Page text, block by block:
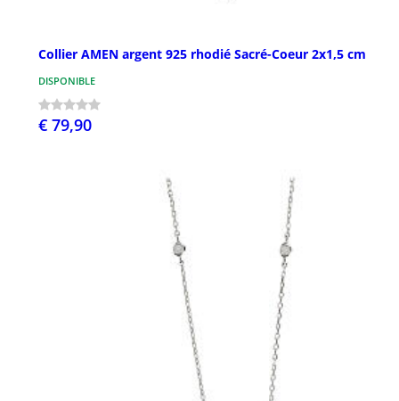
Collier AMEN argent 925 rhodié Sacré-Coeur 2x1,5 cm
DISPONIBLE
€ 79,90